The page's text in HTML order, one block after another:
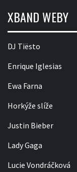
XBAND WEBY
DJ Tiësto
Enrique Iglesias
Ewa Farna
Horkýže slíže
Justin Bieber
Lady Gaga
Lucie Vondráčková